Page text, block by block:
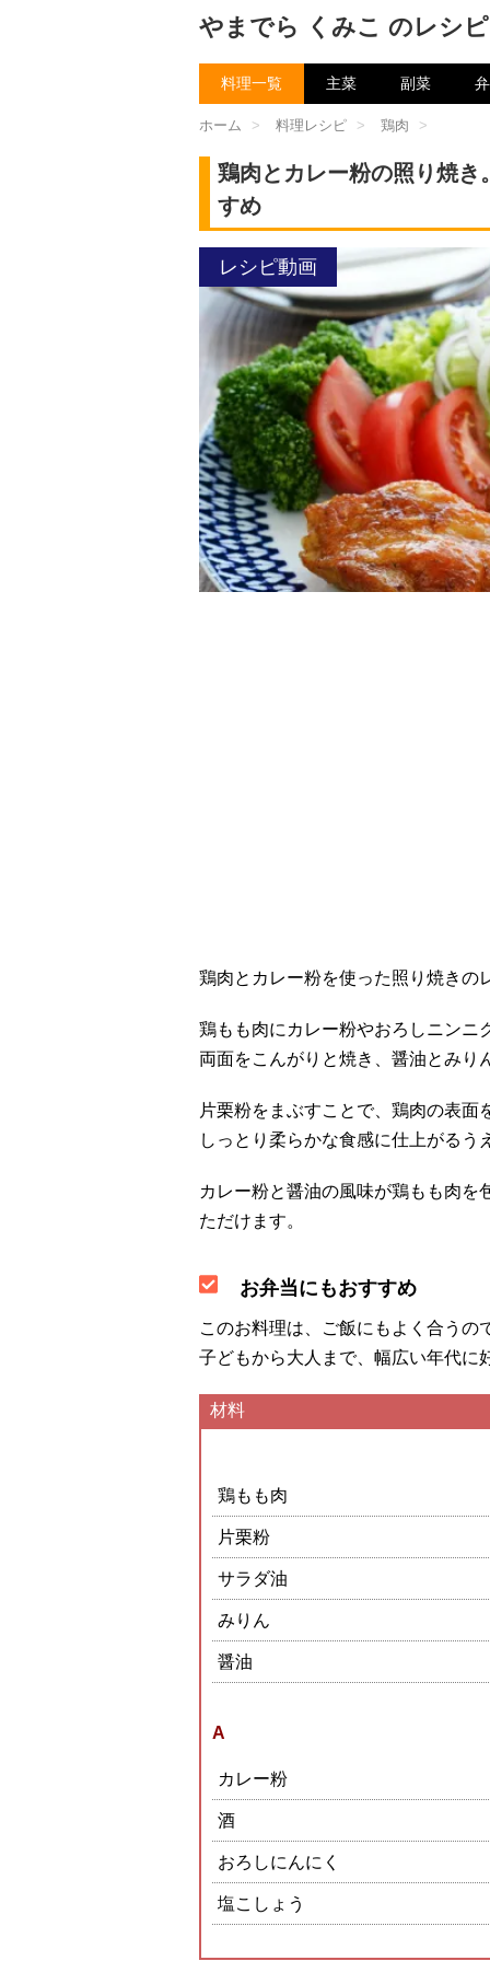
やまでら くみこ のレシピ
料理一覧 主菜 副菜
ホーム > 料理レシピ > 鶏肉 >
鶏肉とカレー粉の照り焼
すめ
レシピ動画
鶏肉とカレー粉を使った照り焼きの
鶏もも肉にカレー粉やおろしニンニ
両面をこんがりと焼き、醤油とみり
片栗粉をまぶすことで、鶏肉の表面
しっとり柔らかな食感に仕上がるう
カレー粉と醤油の風味が鶏もも肉を
ただけます。
お弁当にもおすすめ
このお料理は、ご飯にもよく合うの
子どもから大人まで、幅広い年代に
材料
鶏もも肉
片栗粉
サラダ油
みりん
醤油
A
カレー粉
酒
おろしにんにく
塩こしょう